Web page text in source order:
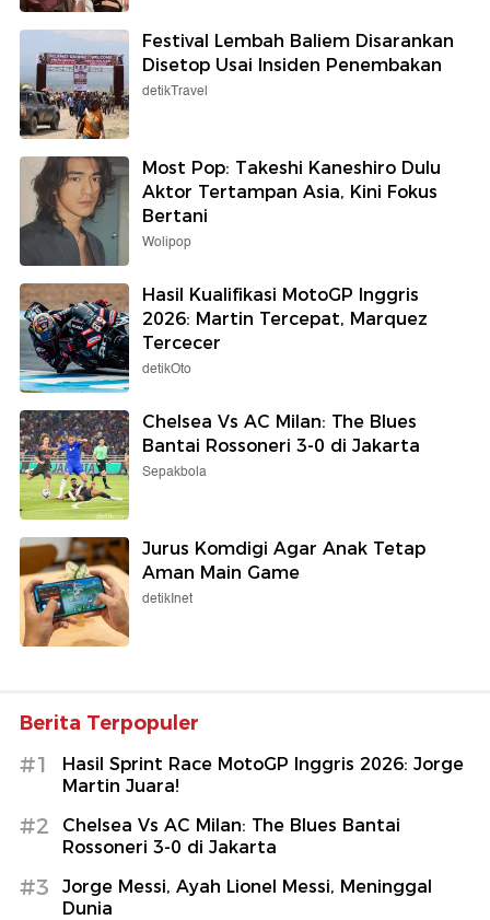
Festival Lembah Baliem Disarankan
Disetop Usai Insiden Penembakan
detikTravel
Most Pop: Takeshi Kaneshiro Dulu
Aktor Tertampan Asia, Kini Fokus
Bertani
Wolipop
Hasil Kualifikasi MotoGP Inggris
2026: Martin Tercepat, Marquez
Tercecer
detikOto
Chelsea Vs AC Milan: The Blues
Bantai Rossoneri 3-0 di Jakarta
Sepakbola
Jurus Komdigi Agar Anak Tetap
Aman Main Game
detikInet
Berita Terpopuler
#1
Hasil Sprint Race MotoGP Inggris 2026: Jorge
Martin Juara!
#2
Chelsea Vs AC Milan: The Blues Bantai
Rossoneri 3-0 di Jakarta
#3
Jorge Messi, Ayah Lionel Messi, Meninggal
Dunia